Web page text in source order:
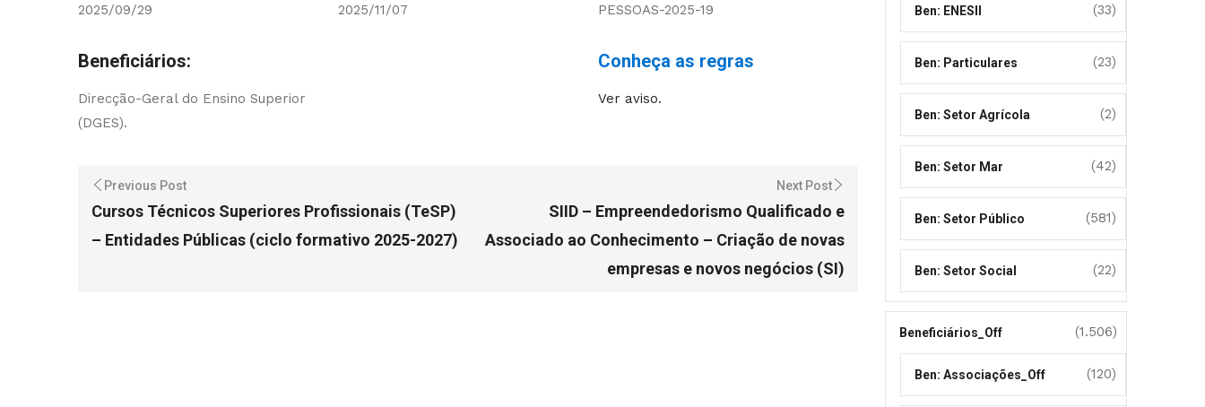
2025/09/29 2025/11/07 PESSOAS-2025-19
Beneficiários:
Direcção-Geral do Ensino Superior
(DGES).
Conheça as regras
Ver aviso.
Previous Post
Cursos Técnicos Superiores Profissionais (TeSP)
– Entidades Públicas (ciclo formativo 2025-2027)
Next Post
SIID – Empreendedorismo Qualificado e
Associado ao Conhecimento – Criação de novas
empresas e novos negócios (SI)
Ben: ENESII (33)
Ben: Particulares (23)
Ben: Setor Agrícola (2)
Ben: Setor Mar (42)
Ben: Setor Público (581)
Ben: Setor Social (22)
Beneficiários_Off (1.506)
Ben: Associações_Off (120)